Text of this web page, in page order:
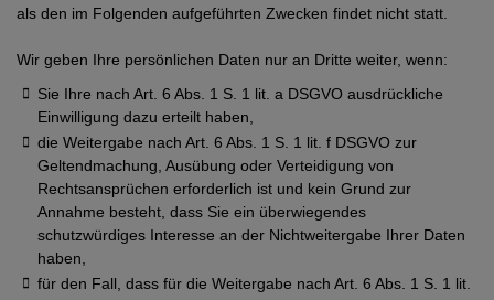
als den im Folgenden aufgeführten Zwecken findet nicht statt.
Wir geben Ihre persönlichen Daten nur an Dritte weiter, wenn:
Sie Ihre nach Art. 6 Abs. 1 S. 1 lit. a DSGVO ausdrückliche
Einwilligung dazu erteilt haben,
die Weitergabe nach Art. 6 Abs. 1 S. 1 lit. f DSGVO zur
Geltendmachung, Ausübung oder Verteidigung von
Rechtsansprüchen erforderlich ist und kein Grund zur
Annahme besteht, dass Sie ein überwiegendes
schutzwürdiges Interesse an der Nichtweitergabe Ihrer Daten
haben,
für den Fall, dass für die Weitergabe nach Art. 6 Abs. 1 S. 1 lit.